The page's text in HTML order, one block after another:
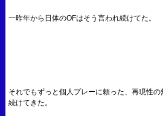
一昨年から日体のOFはそう言われ続けてた。
それでもずっと個人プレーに頼った、再現性
続けてきた。